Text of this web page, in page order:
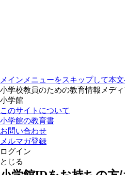
メインメニューをスキップして本
小学校教員のための教育情報メデ
小学館
このサイトについて
小学館の教育書
お問い合わせ
メルマガ登録
ログイン
とじる